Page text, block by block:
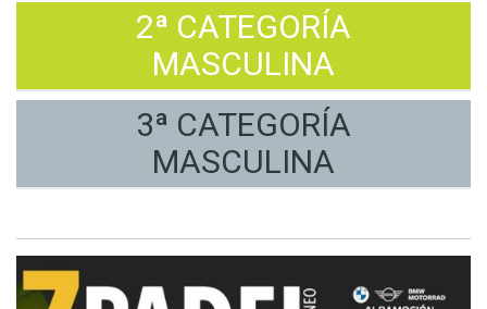
2ª CATEGORÍA
MASCULINA
3ª CATEGORÍA
MASCULINA